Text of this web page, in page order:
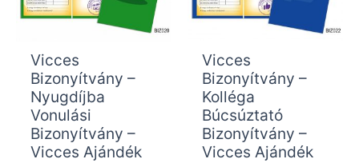
Vicces
Bizonyítvány –
Nyugdíjba
Vonulási
Bizonyítvány –
Vicces Ajándék
Vicces
Bizonyítvány –
Kolléga
Búcsúztató
Bizonyítvány –
Vicces Ajándék